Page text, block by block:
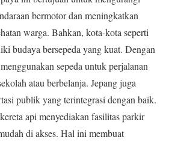
bermotor dan meningkatkan
warga. Bahkan, kota-kota seperti
budaya bersepeda yang kuat. Dengan
sepeda untuk perjalanan
atau berbelanja. Jepang juga
publik yang terintegrasi dengan baik.
api menyediakan fasilitas parkir
di akses. Hal ini membuat